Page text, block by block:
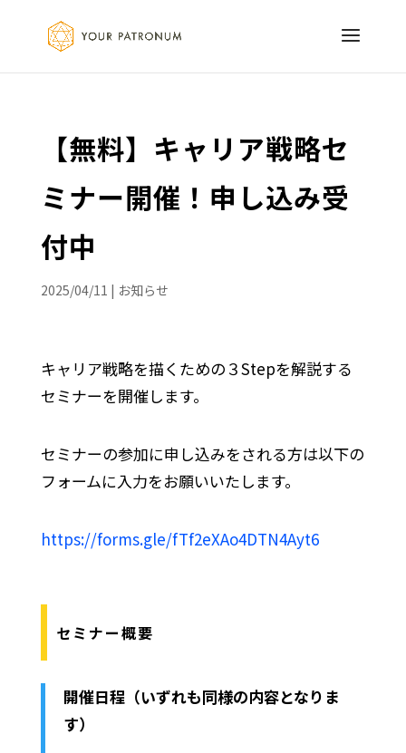
【無料】キャリア戦略セ
ミナー開催！申し込み受
付中
2025/04/11 | お知らせ
キャリア戦略を描くための３Stepを解説する
セミナーを開催します。
セミナーの参加に申し込みをされる方は以下の
フォームに入力をお願いいたします。
https://forms.gle/fTf2eXAo4DTN4Ayt6
セミナー概要
開催日程（いずれも同様の内容となりま
す）